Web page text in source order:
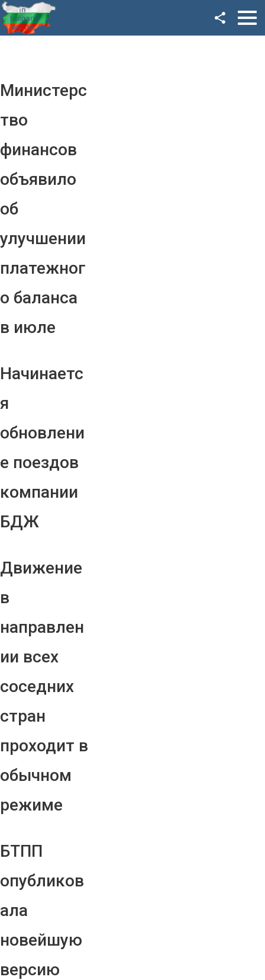
Министерс
тво
финансов
объявило
об
улучшении
платежног
о баланса
в июле
Начинаетс
я
обновлени
е поездов
компании
БДЖ
Движение
в
направлен
ии всех
соседних
стран
проходит в
обычном
режиме
БТПП
опубликов
ала
новейшую
версию